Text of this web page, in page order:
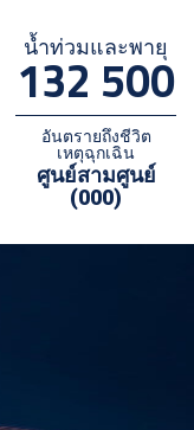
น้ำท่วมและพายุ
132 500
อันตรายถึงชีวิต
เหตุฉุกเฉิน
ศูนย์สามศูนย์
(000)